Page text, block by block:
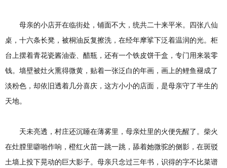
母亲的小店开在临街处，铺面不大，统共二十来平米。四张八仙
桌，十六条长凳，被桐油反复擦洗，在经年摩挲下泛着温润的光。柜
台上摆着青花瓷酱油壶、醋瓶，还有一个铁皮饼干盒，专门用来装零
钱。墙壁被灶火熏得微黄，贴着一张泛白的年画，画上的鲤鱼褪成了
淡粉色，却依旧透着几分喜庆，这方小小的店面，是母亲守了半生的
天地。
天未亮透，村庄还沉睡在薄雾里，母亲灶里的火便先醒了。柴火
在灶膛里噼啪作响，橙红火苗一跳一跳，舔着她微驼的侧影，在斑驳
土墙上投下晃动的巨大影子。母亲只念过三年书，识得的字不比菜谱